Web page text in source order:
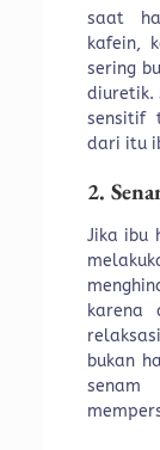
saat
kafein,
sering
diuretik.
sensitif
dari itu
2.
Jika ibu
karena
bukan